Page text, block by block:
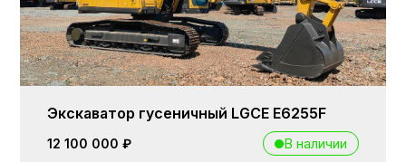
Экскаватор гусеничный LGCE E6255F
12 100 000 ₽ В наличии